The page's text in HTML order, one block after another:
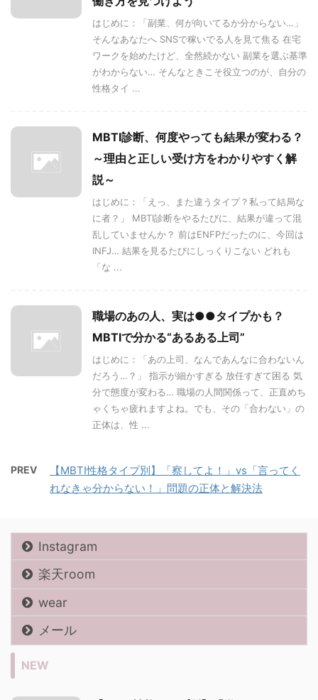
はじめに：「副業、何が向いてるか分からない…」
そんなあなたへ SNSで稼いでる人を見て焦る 在宅
ワークを始めたけど、全然続かない 副業を選ぶ基準
がわからない… そんなときこそ役立つのが、自分の
性格タイ ...
MBTI診断、何度やっても結果が変わる？
～理由と正しい受け方をわかりやすく解
説～
はじめに：「えっ、また違うタイプ？私って結局な
に者？」 MBTI診断をやるたびに、結果が違って混
乱していませんか？ 前はENFPだったのに、今回は
INFJ… 結果を見るたびにしっくりこない どれも
「な ...
職場のあの人、実は●●タイプかも？
MBTIで分かる“あるある上司”
はじめに：「あの上司、なんであんなに合わないん
だろう…？」 指示が細かすぎる 放任すぎて困る 気
分で態度が変わる… 職場の人間関係って、正直めち
ゃくちゃ疲れますよね。でも、その「合わない」の
正体は、性 ...
PREV
【MBTI性格タイプ別】「察してよ！」vs「言ってく
れなきゃ分からない！」問題の正体と解決法
Instagram
楽天room
wear
メール
NEW